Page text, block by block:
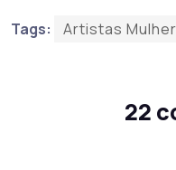
Tags: Artistas
22